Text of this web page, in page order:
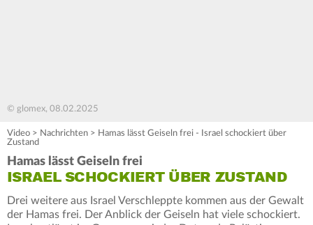
© glomex, 08.02.2025
Video > Nachrichten > Hamas lässt Geiseln frei - Israel schockiert über
Zustand
Hamas lässt Geiseln frei
ISRAEL SCHOCKIERT ÜBER ZUSTAND
Drei weitere aus Israel Verschleppte kommen aus der Gewalt
der Hamas frei. Der Anblick der Geiseln hat viele schockiert.